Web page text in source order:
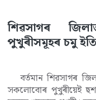
শিৱসাগৰ
পুখুৰীসমূহৰ চমু
বৰ্তমান শিৱসাগৰ
সকলোবোৰ পুখুৰীয়েই ছশ